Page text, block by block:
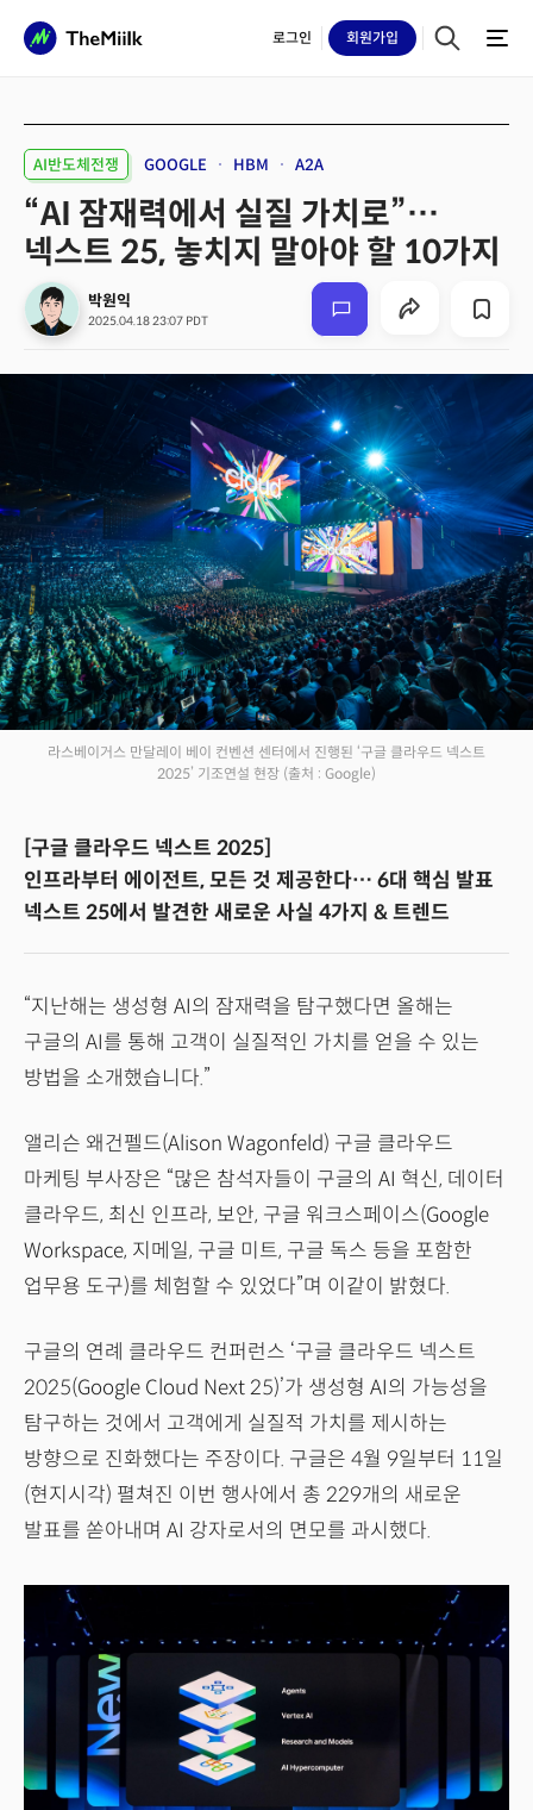
로그인 회원가입
AI반도체전쟁 GOOGLE HBM A2A
“AI 잠재력에서 실질 가치로”…
넥스트 25, 놓치지 말아야 할 10가지
박원익
2025.04.18 23:07 PDT
라스베이거스 만달레이 베이 컨벤션 센터에서 진행된 ‘구글 클라우드 넥스트
2025’ 기조연설 현장 (출처 : Google)
[구글 클라우드 넥스트 2025]
인프라부터 에이전트, 모든 것 제공한다… 6대 핵심 발표
넥스트 25에서 발견한 새로운 사실 4가지 & 트렌드
“지난해는 생성형 AI의 잠재력을 탐구했다면 올해는
구글의 AI를 통해 고객이 실질적인 가치를 얻을 수 있는
방법을 소개했습니다.”
앨리슨 왜건펠드(Alison Wagonfeld) 구글 클라우드
마케팅 부사장은 “많은 참석자들이 구글의 AI 혁신, 데이터
클라우드, 최신 인프라, 보안, 구글 워크스페이스(Google
Workspace, 지메일, 구글 미트, 구글 독스 등을 포함한
업무용 도구)를 체험할 수 있었다”며 이같이 밝혔다.
구글의 연례 클라우드 컨퍼런스 ‘구글 클라우드 넥스트
2025(Google Cloud Next 25)’가 생성형 AI의 가능성을
탐구하는 것에서 고객에게 실질적 가치를 제시하는
방향으로 진화했다는 주장이다. 구글은 4월 9일부터 11일
(현지시각) 펼쳐진 이번 행사에서 총 229개의 새로운
발표를 쏟아내며 AI 강자로서의 면모를 과시했다.